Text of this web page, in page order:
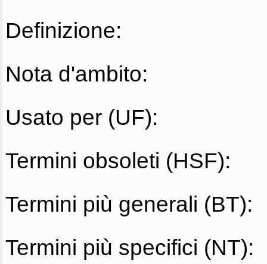
Definizione:
Nota d'ambito:
Usato per (UF):
Termini obsoleti (HSF):
Termini più generali (BT):
Termini più specifici (NT):